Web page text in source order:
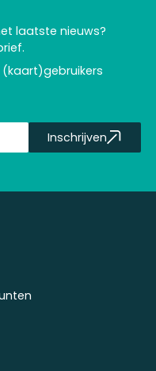
laatste nieuws?
Inschrijven